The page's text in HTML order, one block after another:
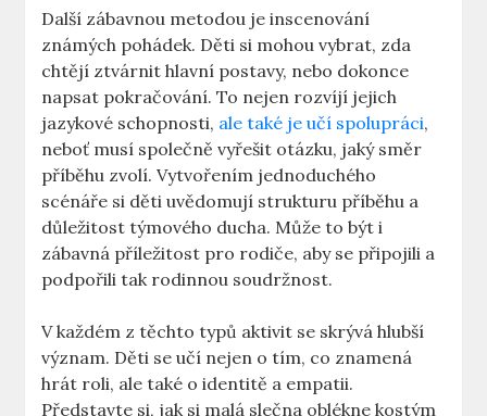
Další zábavnou metodou je inscenování
známých pohádek. Děti si mohou vybrat, zda
chtějí ztvárnit hlavní postavy, nebo dokonce
napsat pokračování. To nejen rozvíjí jejich
jazykové schopnosti, ale také je učí spolupráci,
neboť musí společně vyřešit otázku, jaký směr
příběhu zvolí. Vytvořením jednoduchého
scénáře si děti uvědomují strukturu příběhu a
důležitost týmového ducha. Může to být i
zábavná příležitost pro rodiče, aby se připojili a
podpořili tak rodinnou soudržnost.
V každém z těchto typů aktivit se skrývá hlubší
význam. Děti se učí nejen o tím, co znamená
hrát roli, ale také o identitě a empatii.
Představte si, jak si malá slečna oblékne kostým